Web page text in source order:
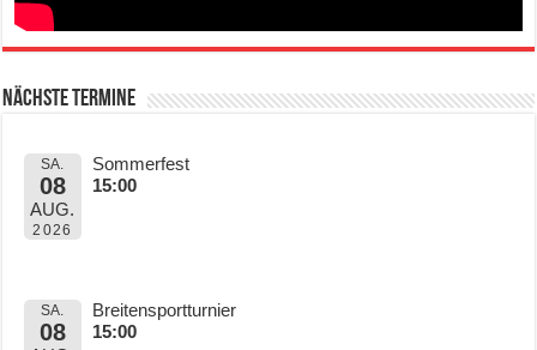
Nächste Termine
SA.
08
AUG.
2026
Sommerfest
15:00
SA.
08
Breitensportturnier
15:00